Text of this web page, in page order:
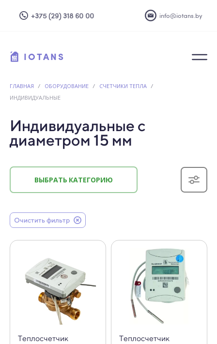
+375 (29) 318 60 00 info@iotans.by
IOTANS
ГЛАВНАЯ / ОБОРУДОВАНИЕ / СЧЕТЧИКИ ТЕПЛА /
ИНДИВИДУАЛЬНЫЕ
Индивидуальные с
диаметром 15 мм
ВЫБРАТЬ КАТЕГОРИЮ
Очистить фильтр
Теплосчетчик
Теплосчетчик